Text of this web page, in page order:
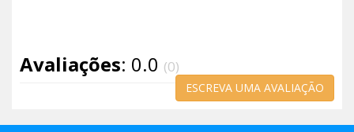
Avaliações: 0.0 (0)
ESCREVA UMA AVALIAÇÃO